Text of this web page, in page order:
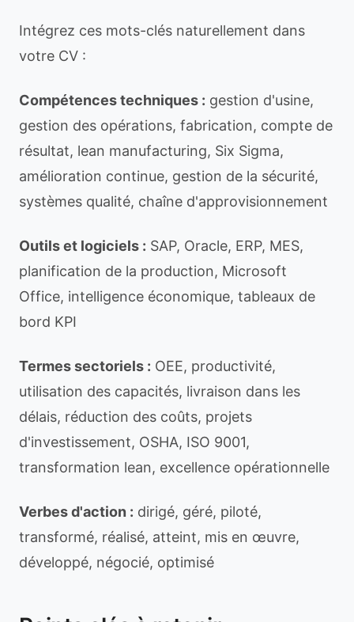
Intégrez ces mots-clés naturellement dans
votre CV :
Compétences techniques : gestion d'usine,
gestion des opérations, fabrication, compte de
résultat, lean manufacturing, Six Sigma,
amélioration continue, gestion de la sécurité,
systèmes qualité, chaîne d'approvisionnement
Outils et logiciels : SAP, Oracle, ERP, MES,
planification de la production, Microsoft
Office, intelligence économique, tableaux de
bord KPI
Termes sectoriels : OEE, productivité,
utilisation des capacités, livraison dans les
délais, réduction des coûts, projets
d'investissement, OSHA, ISO 9001,
transformation lean, excellence opérationnelle
Verbes d'action : dirigé, géré, piloté,
transformé, réalisé, atteint, mis en œuvre,
développé, négocié, optimisé